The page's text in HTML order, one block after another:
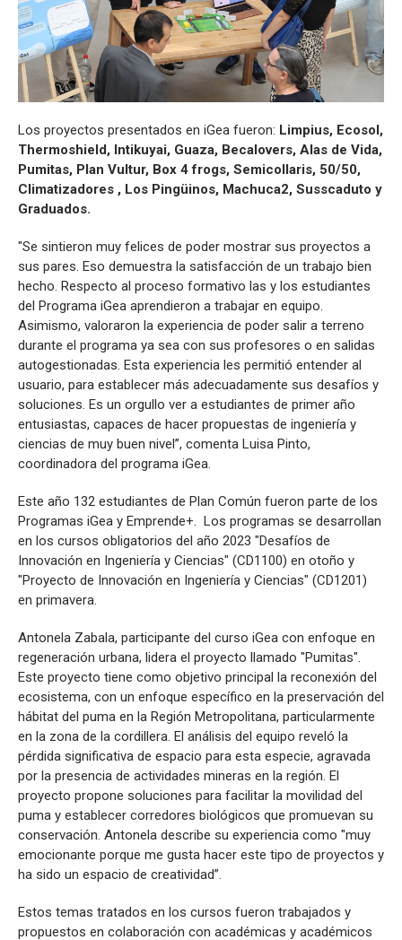
Los proyectos presentados en iGea fueron: Limpius, Ecosol,
Thermoshield, Intikuyai, Guaza, Becalovers, Alas de Vida,
Pumitas, Plan Vultur, Box 4 frogs, Semicollaris, 50/50,
Climatizadores , Los Pingüinos, Machuca2, Susscaduto y
Graduados.
"Se sintieron muy felices de poder mostrar sus proyectos a
sus pares. Eso demuestra la satisfacción de un trabajo bien
hecho. Respecto al proceso formativo las y los estudiantes
del Programa iGea aprendieron a trabajar en equipo.
Asimismo, valoraron la experiencia de poder salir a terreno
durante el programa ya sea con sus profesores o en salidas
autogestionadas. Esta experiencia les permitió entender al
usuario, para establecer más adecuadamente sus desafíos y
soluciones. Es un orgullo ver a estudiantes de primer año
entusiastas, capaces de hacer propuestas de ingeniería y
ciencias de muy buen nivel”, comenta Luisa Pinto,
coordinadora del programa iGea.
Este año 132 estudiantes de Plan Común fueron parte de los
Programas iGea y Emprende+. Los programas se desarrollan
en los cursos obligatorios del año 2023 "Desafíos de
Innovación en Ingeniería y Ciencias" (CD1100) en otoño y
"Proyecto de Innovación en Ingeniería y Ciencias" (CD1201)
en primavera.
Antonela Zabala, participante del curso iGea con enfoque en
regeneración urbana, lidera el proyecto llamado "Pumitas".
Este proyecto tiene como objetivo principal la reconexión del
ecosistema, con un enfoque específico en la preservación del
hábitat del puma en la Región Metropolitana, particularmente
en la zona de la cordillera. El análisis del equipo reveló la
pérdida significativa de espacio para esta especie, agravada
por la presencia de actividades mineras en la región. El
proyecto propone soluciones para facilitar la movilidad del
puma y establecer corredores biológicos que promuevan su
conservación. Antonela describe su experiencia como "muy
emocionante porque me gusta hacer este tipo de proyectos y
ha sido un espacio de creatividad”.
Estos temas tratados en los cursos fueron trabajados y
propuestos en colaboración con académicas y académicos